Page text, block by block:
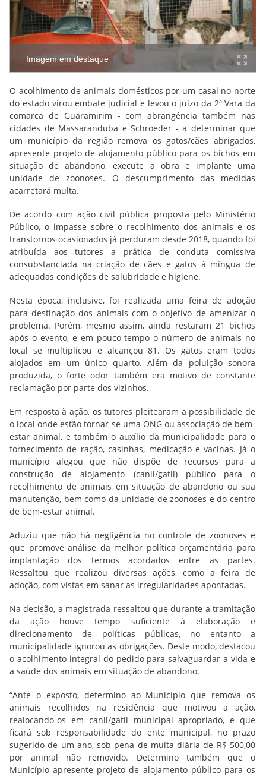
Imagem em destaque
O acolhimento de animais domésticos por um casal no norte
do estado virou embate judicial e levou o juízo da 2ª Vara da
comarca de Guaramirim - com abrangência também nas
cidades de Massaranduba e Schroeder - a determinar que
um município da região remova os gatos/cães abrigados,
apresente projeto de alojamento público para os bichos em
situação de abandono, execute a obra e implante uma
unidade de zoonoses. O descumprimento das medidas
acarretará multa.
De acordo com ação civil pública proposta pelo Ministério
Público, o impasse sobre o recolhimento dos animais e os
transtornos ocasionados já perduram desde 2018, quando foi
atribuída aos tutores a prática de conduta comissiva
consubstanciada na criação de cães e gatos à míngua de
adequadas condições de salubridade e higiene.
Nesta época, inclusive, foi realizada uma feira de adoção
para destinação dos animais com o objetivo de amenizar o
problema. Porém, mesmo assim, ainda restaram 21 bichos
após o evento, e em pouco tempo o número de animais no
local se multiplicou e alcançou 81. Os gatos eram todos
alojados em um único quarto. Além da poluição sonora
produzida, o forte odor também era motivo de constante
reclamação por parte dos vizinhos.
Em resposta à ação, os tutores pleitearam a possibilidade de
o local onde estão tornar-se uma ONG ou associação de bem-
estar animal, e também o auxílio da municipalidade para o
fornecimento de ração, casinhas, medicação e vacinas. Já o
município alegou que não dispõe de recursos para a
construção de alojamento (canil/gatil) público para o
recolhimento de animais em situação de abandono ou sua
manutenção, bem como da unidade de zoonoses e do centro
de bem-estar animal.
Aduziu que não há negligência no controle de zoonoses e
que promove análise da melhor política orçamentária para
implantação dos termos acordados entre as partes.
Ressaltou que realizou diversas ações, como a feira de
adoção, com vistas em sanar as irregularidades apontadas.
Na decisão, a magistrada ressaltou que durante a tramitação
da ação houve tempo suficiente à elaboração e
direcionamento de políticas públicas, no entanto a
municipalidade ignorou as obrigações. Deste modo, destacou
o acolhimento integral do pedido para salvaguardar a vida e
a saúde dos animais em situação de abandono.
“Ante o exposto, determino ao Município que remova os
animais recolhidos na residência que motivou a ação,
realocando-os em canil/gatil municipal apropriado, e que
ficará sob responsabilidade do ente municipal, no prazo
sugerido de um ano, sob pena de multa diária de R$ 500,00
por animal não removido. Determino também que o
Município apresente projeto de alojamento público para os